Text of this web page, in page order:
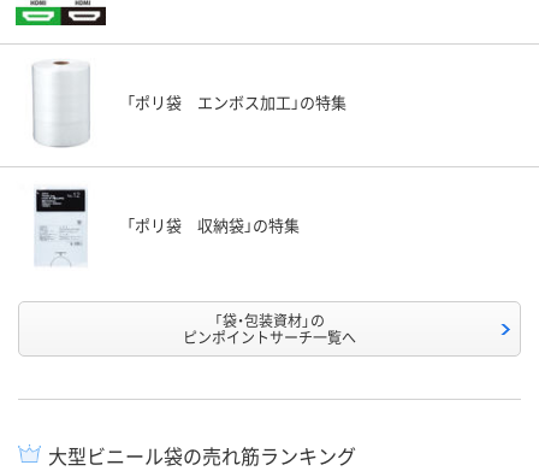
「ポリ袋 エンボス加工」の特集
「ポリ袋 収納袋」の特集
「袋・包装資材」の
ピンポイントサーチ一覧へ
大型ビニール袋の売れ筋ランキング